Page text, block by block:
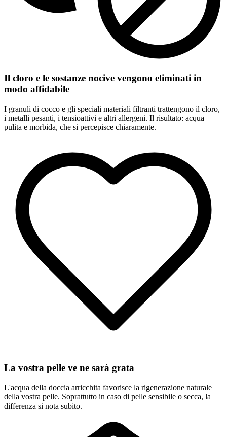
Il cloro e le sostanze nocive vengono eliminati in
modo affidabile
I granuli di cocco e gli speciali materiali filtranti trattengono il cloro,
i metalli pesanti, i tensioattivi e altri allergeni. Il risultato: acqua
pulita e morbida, che si percepisce chiaramente.
La vostra pelle ve ne sarà grata
L'acqua della doccia arricchita favorisce la rigenerazione naturale
della vostra pelle. Soprattutto in caso di pelle sensibile o secca, la
differenza si nota subito.